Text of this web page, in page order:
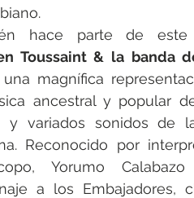
Toussaint & la banda
una magnífica
ancestral y popular
y variados sonidos de
Reconocido por
Yorumo
a los Embajadores,